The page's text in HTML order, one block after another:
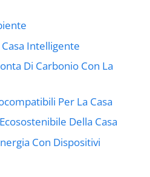
Intelligente
Di Carbonio Con La
Per La Casa
Della Casa
Con Dispositivi